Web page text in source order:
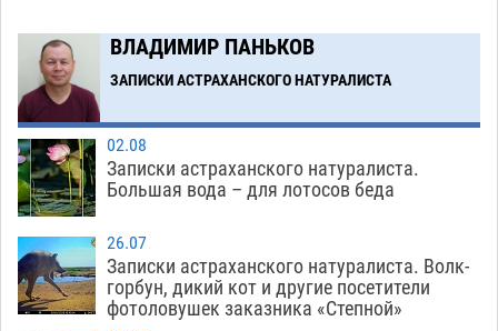
10:02
На Всероссийской Спартакиаде астраханские
гандболисты уступили казанским «драконам»
Загрузить еще
ВЛАДИМИР ПАНЬКОВ
ЗАПИСКИ АСТРАХАНСКОГО НАТУРАЛИСТА
02.08
Записки астраханского натуралиста.
Большая вода – для лотосов беда
26.07
Записки астраханского натуралиста. Волк-
горбун, дикий кот и другие посетители
фотоловушек заказника «Степной»